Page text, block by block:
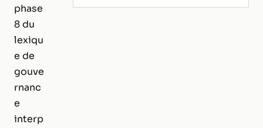
phase
8 du
lexiqu
e de
gouve
rnanc
e
interp